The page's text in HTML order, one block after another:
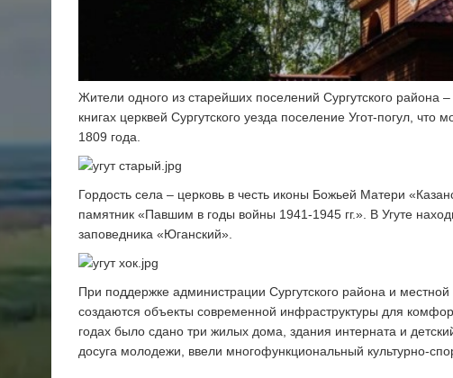
Жители одного из старейших поселений Сургутского района
книгах церквей Сургутского уезда поселение Угот-погул,
1809 года.
Гордость села – церковь в честь иконы Божьей Матери
памятник «Павшим в годы войны 1941-1945 гг.». В Угуте
заповедника «Юганский».
При поддержке администрации Сургутского района и
создаются объекты современной инфраструктуры для
годах было сдано три жилых дома, здания интерната и
досуга молодежи, ввели многофункциональный культурно-